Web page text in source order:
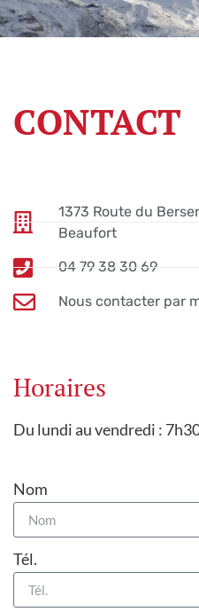
CONTACT
1373 Route du
Beaufort
04 79 38 30 69
Nous contacter par
Horaires
Du lundi au vendredi :
Nom
Tél.